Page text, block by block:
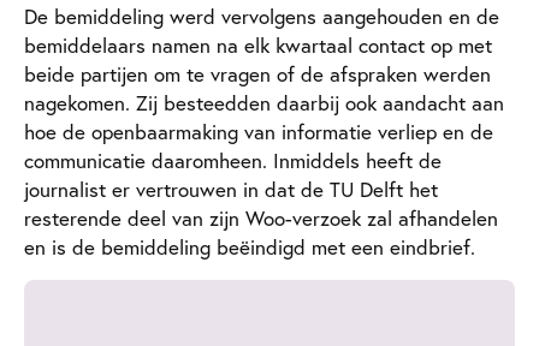
De bemiddeling werd vervolgens aangehouden en de
bemiddelaars namen na elk kwartaal contact op met
beide partijen om te vragen of de afspraken werden
nagekomen. Zij besteedden daarbij ook aandacht aan
hoe de openbaarmaking van informatie verliep en de
communicatie daaromheen. Inmiddels heeft de
journalist er vertrouwen in dat de TU Delft het
resterende deel van zijn Woo-verzoek zal afhandelen
en is de bemiddeling beëindigd met een eindbrief.